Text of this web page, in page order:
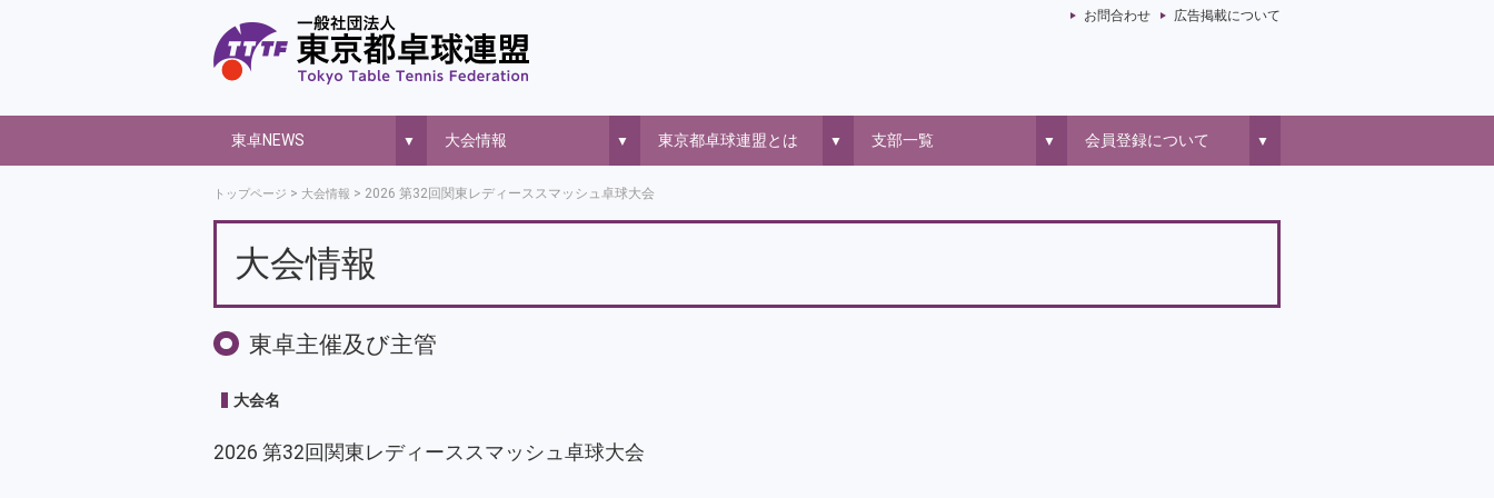
お問合わせ 広告掲載について
東卓NEWS ▼ 大会情報 ▼ 東京都卓球連盟とは ▼ 支部一覧 ▼ 会員登録について ▼
トップページ 大会情報 2026 第32回関東レディーススマッシュ卓球大会
大会情報
東卓主催及び主管
大会名
2026 第32回関東レディーススマッシュ卓球大会